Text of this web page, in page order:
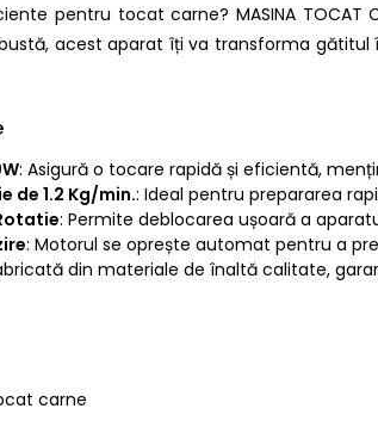
pentru tocat carne? MASINA TOCAT
acest aparat îți va transforma
: Asigură o tocare rapidă și eficientă,
de 1.2 Kg/min.: Ideal pentru prepararea
: Permite deblocarea ușoară a
: Motorul se oprește automat pentru a
din materiale de înaltă calitate,
carne